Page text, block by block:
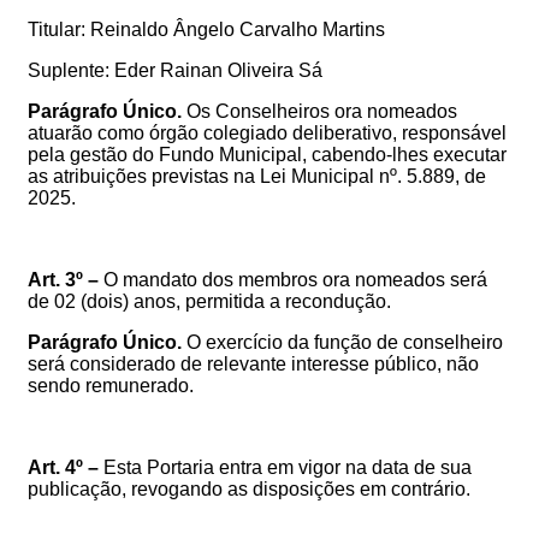
Titular: Reinaldo Ângelo Carvalho Martins
Suplente: Eder Rainan Oliveira Sá
Parágrafo Único. Os Conselheiros ora nomeados
atuarão como órgão colegiado deliberativo, responsável
pela gestão do Fundo Municipal, cabendo-lhes executar
as atribuições previstas na Lei Municipal nº. 5.889, de
2025.
Art. 3º – O mandato dos membros ora nomeados será
de 02 (dois) anos, permitida a recondução.
Parágrafo Único. O exercício da função de conselheiro
será considerado de relevante interesse público, não
sendo remunerado.
Art. 4º – Esta Portaria entra em vigor na data de sua
publicação, revogando as disposições em contrário.